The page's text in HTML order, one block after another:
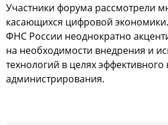
Участники форума рассмотрели
касающихся цифровой
ФНС России неоднократно
на необходимости внедрения и
технологий в целях эффективного
администрирования.